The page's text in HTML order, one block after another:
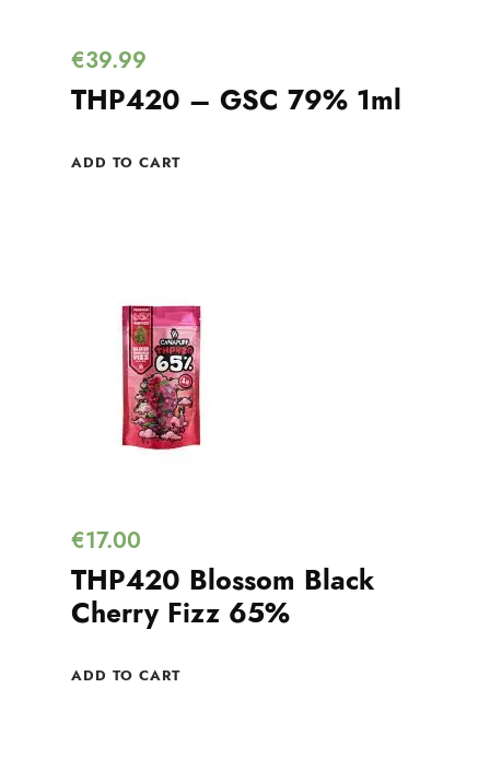
€39.99
THP420 – GSC 79% 1ml
ADD TO CART
€17.00
THP420 Blossom Black
Cherry Fizz 65%
ADD TO CART